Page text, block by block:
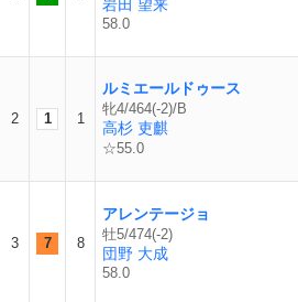
岩田 望来
58.0
2 1 1
ルミエールドゥース
牝4/464(-2)/B
高杉 吏麒
☆55.0
3 7 8
アレンテージョ
牡5/474(-2)
団野 大成
58.0